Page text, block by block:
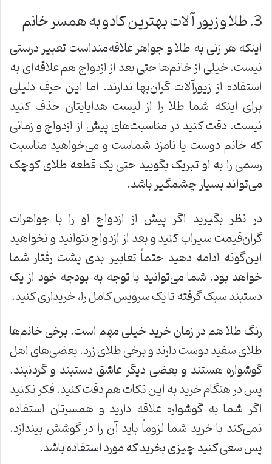
3. طلا و زیور آلات بهترین کادو به همسر خانم
اینکه هر زنی به طلا و جواهر علاقه‌منداست تعبیر درستی
نیست. خیلی از خانم‌ها حتی بعد از ازدواج هم علاقه‌ای به
استفاده از زیورآلات گران‌بها ندارند. اما این حرف دلیلی
برای اینکه شما طلا را از لیست هدایایتان حذف کنید
نیست. دقت کنید در مناسبت‌های پیش از ازدواج و زمانی
که خانم دوست یا نامزد شماست و می‌خواهید مناسبت
رسمی را به او تبریک بگویید حتی یک قطعه طلای کوچک
می‌تواند بسیار چشمگیر باشد.
در نظر بگیرید اگر پیش از ازدواج او را با جواهرات
گران‌قیمت سیراب کنید و بعد از ازدواج نتوانید و نخواهید
این‌گونه ادامه دهید حتماً تعابیر بدی پشت رفتار شما
خواهد بود. شما می‌توانید با توجه به بودجه خود از یک
دستبند سبک گرفته تا یک سرویس کامل را، خریداری کنید.
رنگ طلا هم در زمان خرید خیلی مهم است. برخی خانم‌ها
طلای سفید دوست دارند و برخی طلای زرد. بعضی‌های اهل
گوشواره هستند و بعضی دیگر عاشق دستبند و گردنبند.
پس در هنگام خرید به این نکات هم دقت کنید. فکر نکنید
اگر شما به گوشواره علاقه دارید و همسرتان استفاده
نمی‌کند با خرید شما لزوماً باید آن را در گوشش بیندازد.
پس سعی کنید چیزی بخرید که مورد استفاده باشد.